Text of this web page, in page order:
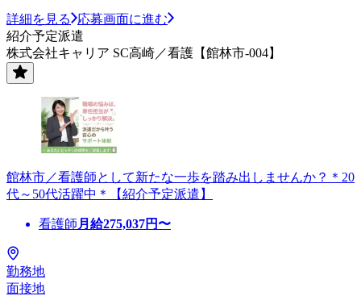
詳細を見る
応募画面に進む
紹介予定派遣
株式会社キャリア SC高崎／看護【館林市-004】
館林市／看護師として新たな一歩を踏み出しませんか？＊20
代～50代活躍中＊【紹介予定派遣】
看護師 月給275,037円〜
勤務地
面接地